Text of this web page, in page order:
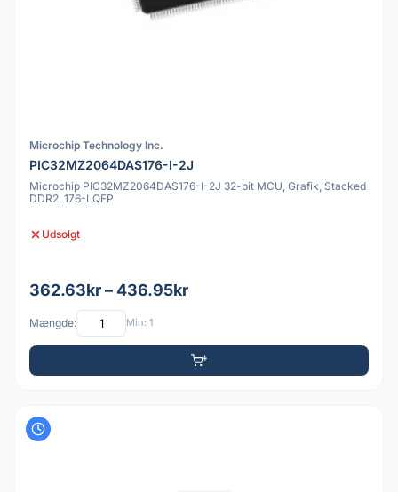
Microchip Technology Inc.
PIC32MZ2064DAS176-I-2J
Microchip PIC32MZ2064DAS176-I-2J 32-bit MCU, Grafik, Stacked
DDR2, 176-LQFP
Udsolgt
362.63kr – 436.95kr
Mængde: Min: 1